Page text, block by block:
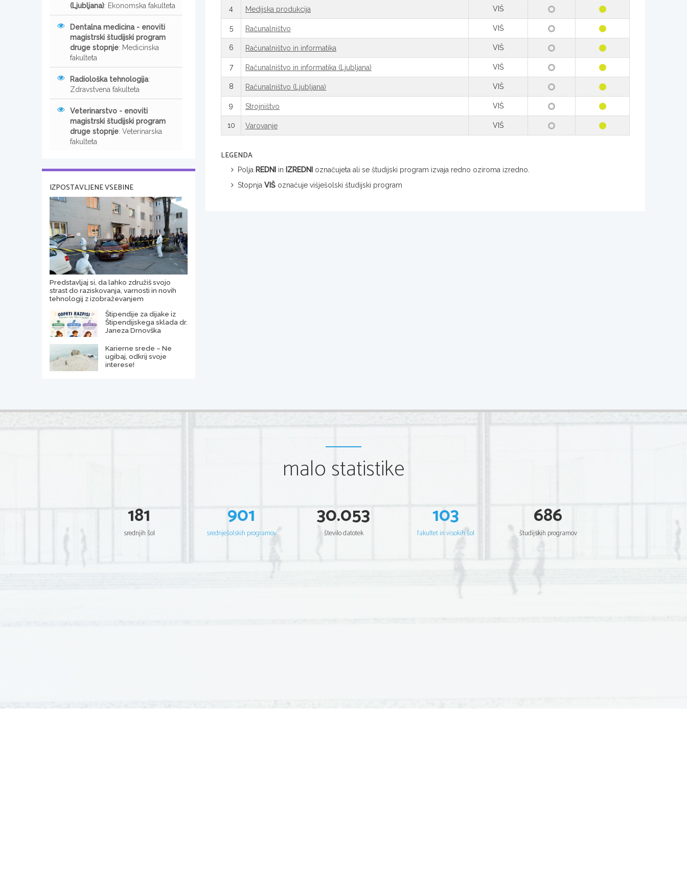
4 Medijska produkcija VIŠ
5 Računalništvo VIŠ
6 Računalništvo in informatika VIŠ
7 Računalništvo in informatika (Ljubljana) VIŠ
8 Računalništvo (Ljubljana) VIŠ
9 Strojništvo VIŠ
10 Varovanje VIŠ
LEGENDA
Polja REDNI in IZREDNI
označujeta ali se študijski program izvaja redno oziroma izredno.
Stopnja VIŠ označuje višješolski študijski program
(Ljubljana): Ekonomska fakulteta
Dentalna medicina - enoviti
magistrski študijski program
druge stopnje: Medicinska
fakulteta
Radiološka tehnologija:
Zdravstvena fakulteta
Veterinarstvo - enoviti
magistrski študijski program
druge stopnje: Veterinarska
fakulteta
IZPOSTAVLJENE VSEBINE
Predstavljaj si, da lahko združiš svojo
strast do raziskovanja, varnosti in novih
tehnologij z izobraževanjem
Štipendije za dijake iz
Štipendijskega sklada dr.
Janeza Drnovška
Karierne srede – Ne
ugibaj, odkrij svoje
interese!
malo statistike
181
srednjih šol
901
srednješolskih programov
30.053
število datotek
103
fakultet in visokih šol
686
študijskih programov